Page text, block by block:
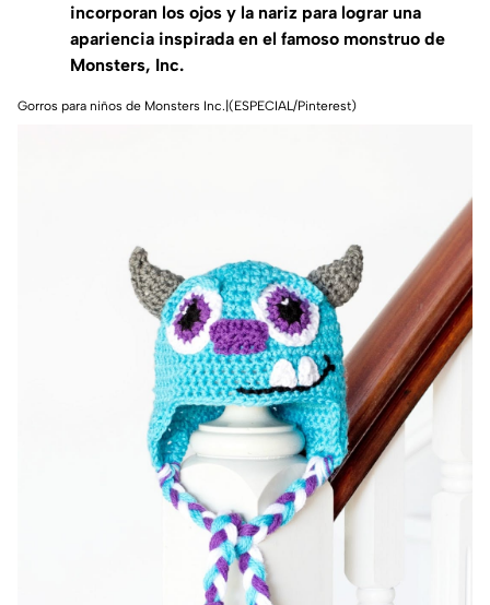
incorporan los ojos y la nariz para lograr una
apariencia inspirada en el famoso monstruo de
Monsters, Inc.
Gorros para niños de Monsters Inc.|(ESPECIAL/Pinterest)